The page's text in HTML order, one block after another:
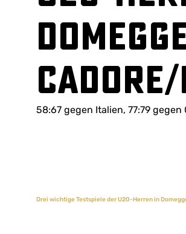
Cadore/
58:67 gegen Italien, 77:79
Drei wichtige Testspiele der U20-Herren in